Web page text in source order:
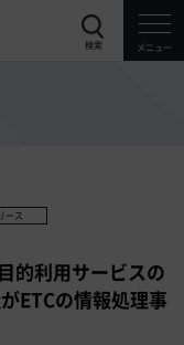
検索 メニュー
ース
的利用サービスの
ETCの情報処理事